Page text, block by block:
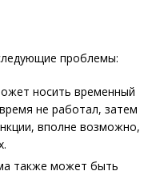
проблемы:
носить временный
не работал, затем
вполне возможно,
также может быть